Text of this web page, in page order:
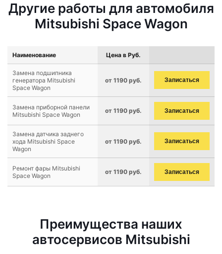
Другие работы для автомобиля
Mitsubishi Space Wagon
Наименование Цена в Руб.
Замена подшипника
генератора Mitsubishi
Space Wagon
от 1190 руб. Записаться
Замена приборной панели
Mitsubishi Space Wagon
от 1190 руб. Записаться
Замена датчика заднего
хода Mitsubishi Space
Wagon
от 1190 руб. Записаться
Ремонт фары Mitsubishi
Space Wagon
от 1190 руб. Записаться
Преимущества наших
автосервисов Mitsubishi